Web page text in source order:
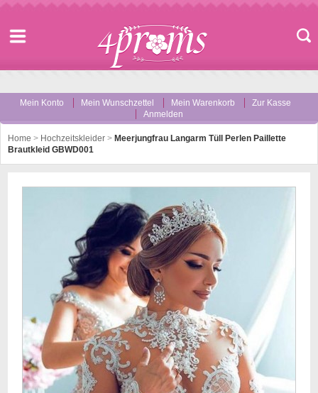
Mein Konto Mein Wunschzettel Mein Warenkorb
Zur Kasse
Anmelden
Home > Hochzeitskleider > Meerjungfrau Langarm Tüll Perlen Paillette
Brautkleid GBWD001